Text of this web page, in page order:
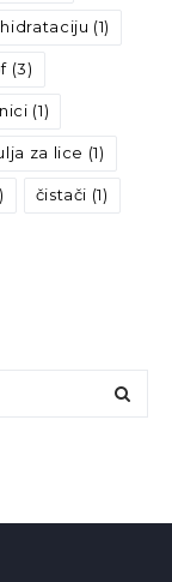
(1)
(3)
(1)
za lice (1)
čistači (1)